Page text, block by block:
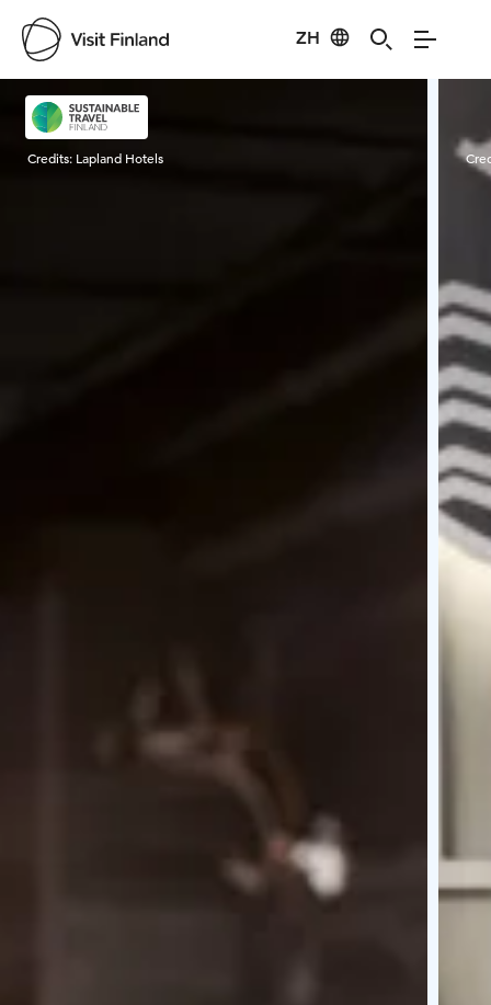
ZH
Visit Finland
Credits: Lapland Hotels